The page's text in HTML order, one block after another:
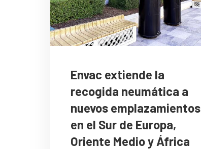
Envac extiende la
recogida neumática a
nuevos emplazamientos
en el Sur de Europa,
Oriente Medio y África